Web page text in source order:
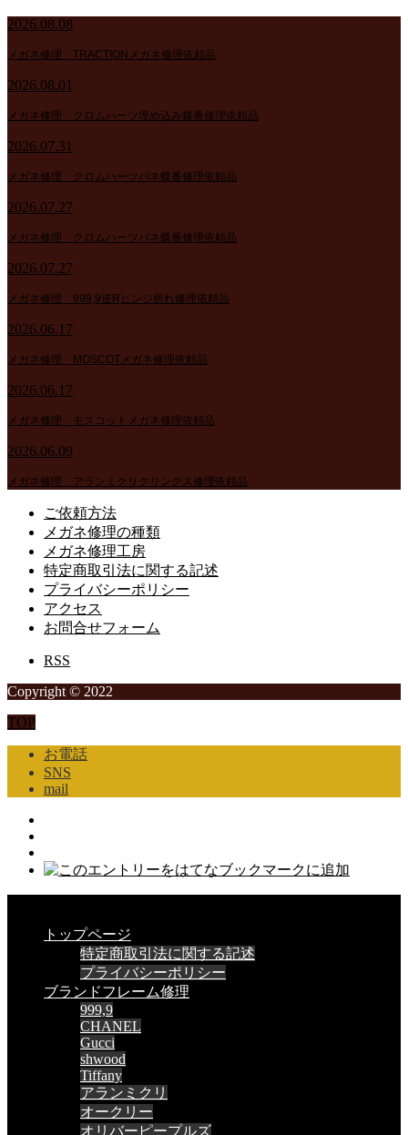
2026.08.08
メガネ修理 TRACTIONメガネ修理依頼品
2026.08.01
メガネ修理 クロムハーツ埋め込み蝶番修理依頼品
2026.07.31
メガネ修理 クロムハーツバネ蝶番修理依頼品
2026.07.27
メガネ修理 クロムハーツバネ蝶番修理依頼品
2026.07.27
メガネ修理 999,9逆Rヒンジ折れ修理依頼品
2026.06.17
メガネ修理 MOSCOTメガネ修理依頼品
2026.06.17
メガネ修理 モスコットメガネ修理依頼品
2026.06.09
メガネ修理 アランミクリクリングス修理依頼品
ご依頼方法
メガネ修理の種類
メガネ修理工房
特定商取引法に関する記述
プライバシーポリシー
アクセス
お問合せフォーム
RSS
Copyright © 2022
TOP
お電話
SNS
mail
トップページ
特定商取引法に関する記述
プライバシーポリシー
ブランドフレーム修理
999,9
CHANEL
Gucci
shwood
Tiffany
アランミクリ
オークリー
オリバーピープルズ